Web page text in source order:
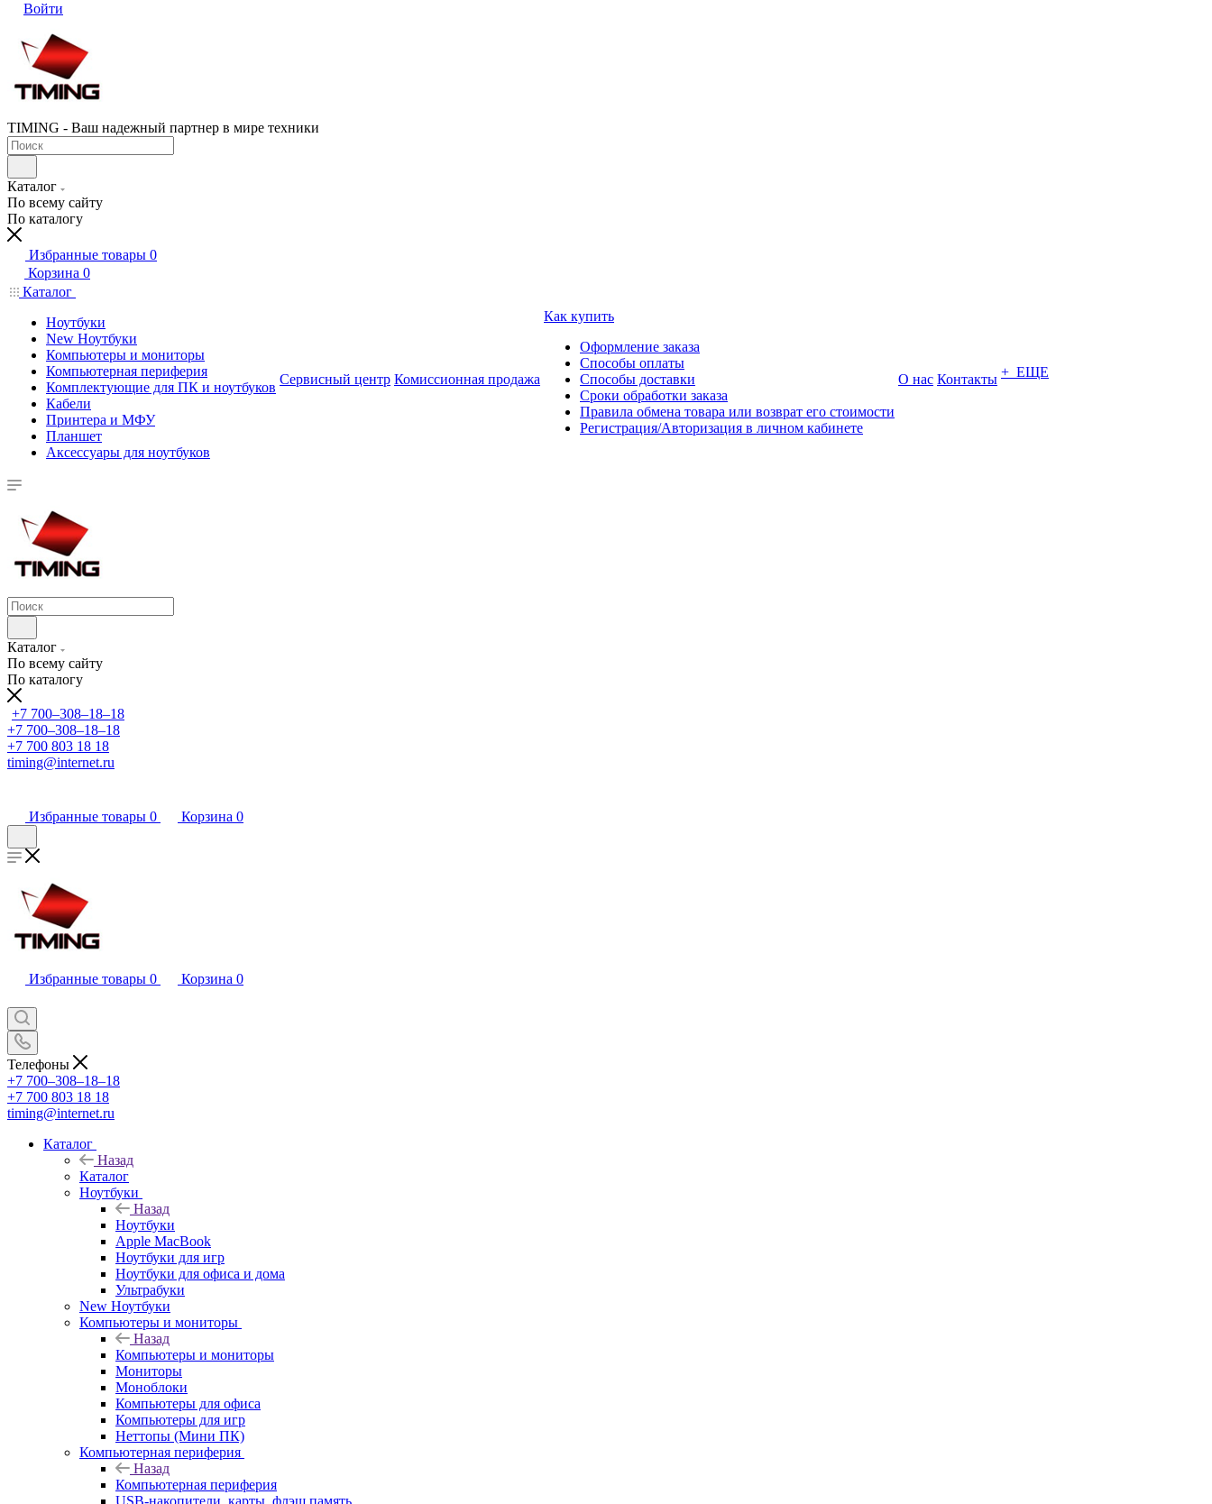
Войти
TIMING - Ваш надежный партнер в мире техники
Каталог
По всему сайту
По каталогу
Избранные товары 0
Корзина 0
Каталог
Ноутбуки
New Ноутбуки
Компьютеры и мониторы
Компьютерная периферия
Комплектующие для ПК и ноутбуков
Кабели
Принтера и МФУ
Планшет
Аксессуары для ноутбуков
Сервисный центр Комиссионная продажа
Как купить
Оформление заказа
Способы оплаты
Способы доставки
Сроки обработки заказа
Правила обмена товара или возврат его стоимости
Регистрация/Авторизация в личном кабинете
О нас Контакты + ЕЩЕ
Каталог
По всему сайту
По каталогу
+7 700‒308‒18‒18
+7 700‒308‒18‒18
+7 700 803 18 18
timing@internet.ru
Избранные товары 0 Корзина 0
Избранные товары 0 Корзина 0
Телефоны
+7 700‒308‒18‒18
+7 700 803 18 18
timing@internet.ru
Каталог
Назад
Каталог
Ноутбуки
Назад
Ноутбуки
Apple MacBook
Ноутбуки для игр
Ноутбуки для офиса и дома
Ультрабуки
New Ноутбуки
Компьютеры и мониторы
Назад
Компьютеры и мониторы
Мониторы
Моноблоки
Компьютеры для офиса
Компьютеры для игр
Неттопы (Мини ПК)
Компьютерная периферия
Назад
Компьютерная периферия
USB-накопители, карты, флэш память